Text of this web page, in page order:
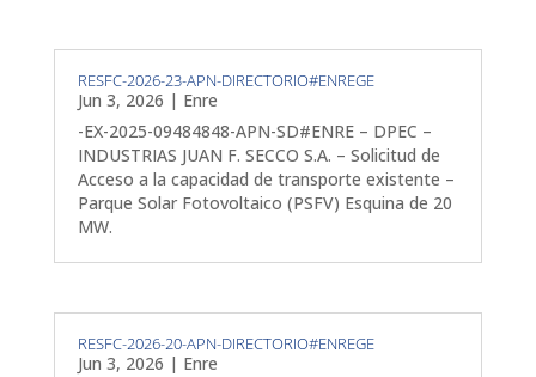
RESFC-2026-23-APN-DIRECTORIO#ENREGE
Jun 3, 2026 | Enre
-EX-2025-09484848-APN-SD#ENRE – DPEC –
INDUSTRIAS JUAN F. SECCO S.A. – Solicitud de
Acceso a la capacidad de transporte existente –
Parque Solar Fotovoltaico (PSFV) Esquina de 20
MW.
RESFC-2026-20-APN-DIRECTORIO#ENREGE
Jun 3, 2026 | Enre